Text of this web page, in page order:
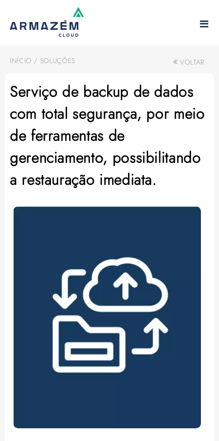
INÍCIO / SOLUÇÕES VOLTAR
Serviço de backup de dados
com total segurança, por meio
de ferramentas de
gerenciamento, possibilitando
a restauração imediata.